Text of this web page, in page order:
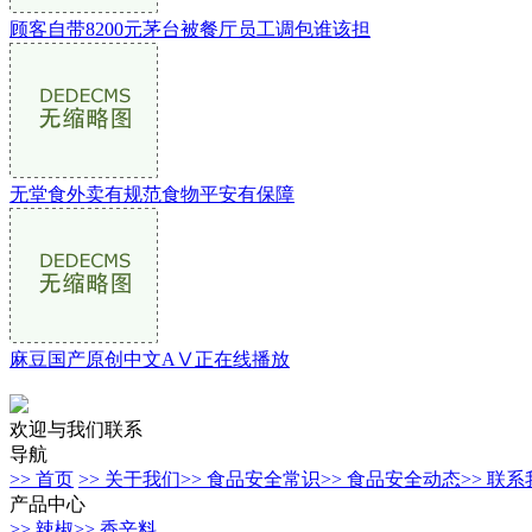
顾客自带8200元茅台被餐厅员工调包谁该担
无堂食外卖有规范食物平安有保障
麻豆国产原创中文AⅤ正在线播放
欢迎与我们联系
导航
>> 首页 >> 关于我们>> 食品安全常识>> 食品安全动态>> 联系
产品中心